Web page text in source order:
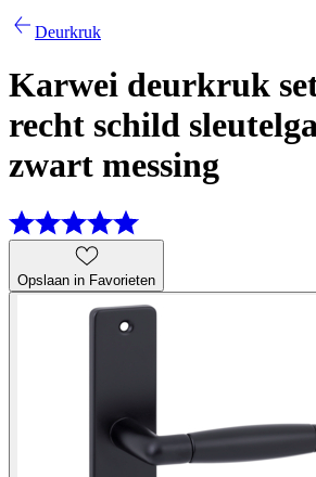
Deurkruk
Karwei deurkruk
recht schild
zwart messing
Opslaan in Favorieten